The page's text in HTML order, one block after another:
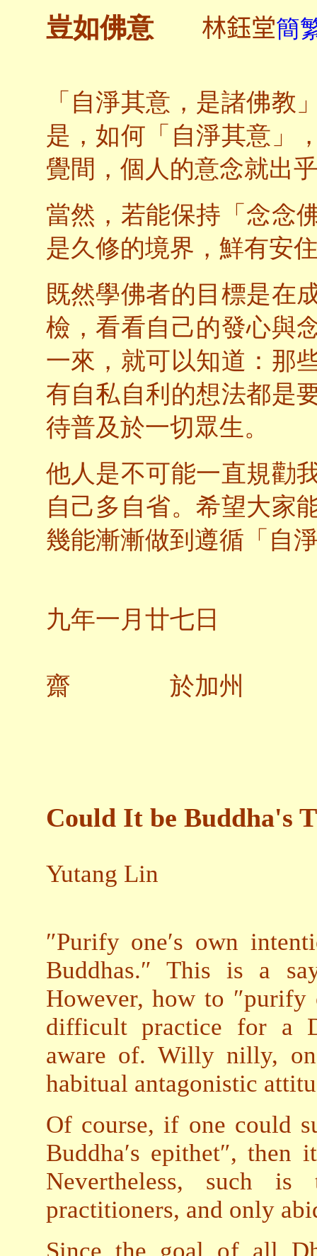
豈如佛意 林鈺堂簡
「自淨其意，是諸佛教
是，如何「自淨其意」
覺間，個人的意念就出
當然，若能保持「念念
是久修的境界，鮮有安
既然學佛者的目標是在
檢，看看自己的發心與
一來，就可以知道：那
有自私自利的想法都是
待普及於一切眾生。
他人是不可能一直規勸
自己多自省。希望大家
幾能漸漸做到遵循「自
九年一月廿七日
齋 於加州
Could It be Buddha's
Yutang Lin
″Purify one′s own
Buddhas.″ This is a
However, how to ″purify
difficult practice for a
aware of. Willy nilly,
habitual antagonistic
Of course, if one could
Buddha′s epithet″,
Nevertheless, such
practitioners, and only